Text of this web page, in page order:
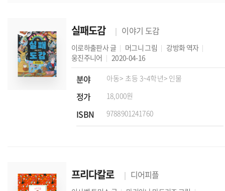
실패도감 이야기 도감
이로하출판사글 머그니그림 강방화역자
웅진주니어
2020-04-16
분야 아동> 초등 3~4학년> 인물
정가 18,000원
ISBN 9788901241760
프리다칼로 디어피플